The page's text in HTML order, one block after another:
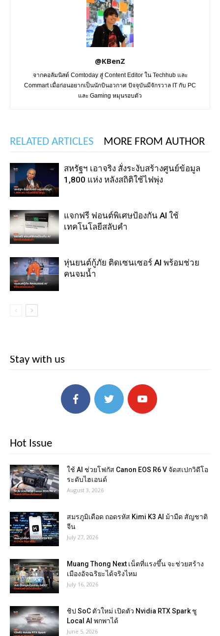
@KBenZ
จากคอลัมนิสต์ Comtoday สู่ Content Editor ใน Techhub และ
Commart เมื่อก่อนอยากเป็นนักบินอวกาศ ปัจจุบันมีจักรวาล IT กับ PC
และ Gaming หมุนรอบตัว
RELATED ARTICLES MORE FROM AUTHOR
สหรัฐฯ เอาจริง สั่งระงับสร้างศูนย์ข้อมูล
1,800 แห่ง หลังสถิติใช้ไฟพุ่ง
แจกฟรี ฟอนต์พิเศษป้องกัน AI ใช้
เทคโนโลยีสลับคำ
หุ่นยนต์กู้ภัย ติดเซนเซอร์ AI พร้อมช่วย
คนจมน้ำ
Stay with us
Hot Issue
ใช้ AI ช่วยโฟกัส Canon EOS R6 V จัดสเปกวิดีโอ
ระดับไฮเอนด์
August 3, 2026
สมรภูมิเดือด ถอดรหัส Kimi K3 AI ม้ามืด สัญชาติ
จีน
July 27, 2026
Muang Thong Next เน็ตที่แรงขึ้น จะช่วยสร้าง
เมืองอัจฉริยะได้จริงไหม
July 16, 2026
ชิป SoC ตัวใหม่ เปิดตัว Nvidia RTX Spark ชู
Local AI พกพาได้
June 5, 2026